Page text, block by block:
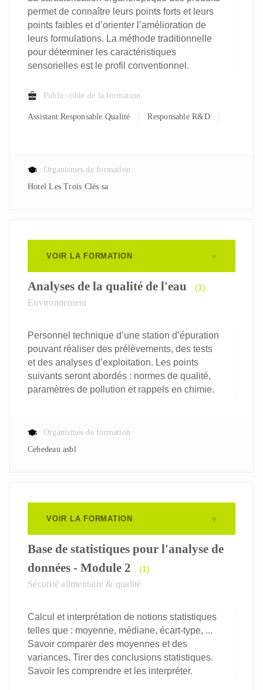
permet de connaître leurs points forts et leurs
points faibles et d’orienter l’amélioration de
leurs formulations. La méthode traditionnelle
pour déterminer les caractéristiques
sensorielles est le profil conventionnel.
Public-cible de la formation.
Assistant Responsable Qualité Responsable R&D
Organismes de formation
Hotel Les Trois Clés sa
VOIR LA FORMATION
Analyses de la qualité de l'eau (1)
Environnement
Personnel technique d’une station d’épuration
pouvant réaliser des prélèvements, des tests
et des analyses d’exploitation. Les points
suivants seront abordés : normes de qualité,
paramètres de pollution et rappels en chimie.
Organismes de formation
Cebedeau asbl
VOIR LA FORMATION
Base de statistiques pour l'analyse de
données - Module 2
(1)
Sécurité alimentaire & qualité
Calcul et interprétation de notions statistiques
telles que : moyenne, médiane, écart-type, ...
Savoir comparer des moyennes et des
variances. Tirer des conclusions statistiques.
Savoir les comprendre et les interpréter.